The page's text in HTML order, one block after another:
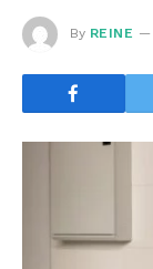
By REINE